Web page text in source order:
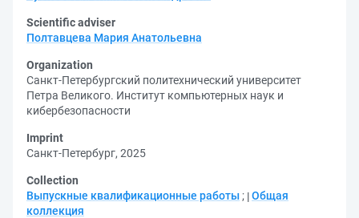
Scientific adviser
Полтавцева Мария Анатольевна
Organization
Санкт-Петербургский политехнический университет
Петра Великого. Институт компьютерных наук и
кибербезопасности
Imprint
Санкт-Петербург, 2025
Collection
Выпускные квалификационные работы ; Общая
коллекция